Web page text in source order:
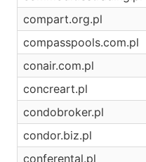
compart.org.pl
compasspools.com.pl
conair.com.pl
concreart.pl
condobroker.pl
condor.biz.pl
conferental.pl